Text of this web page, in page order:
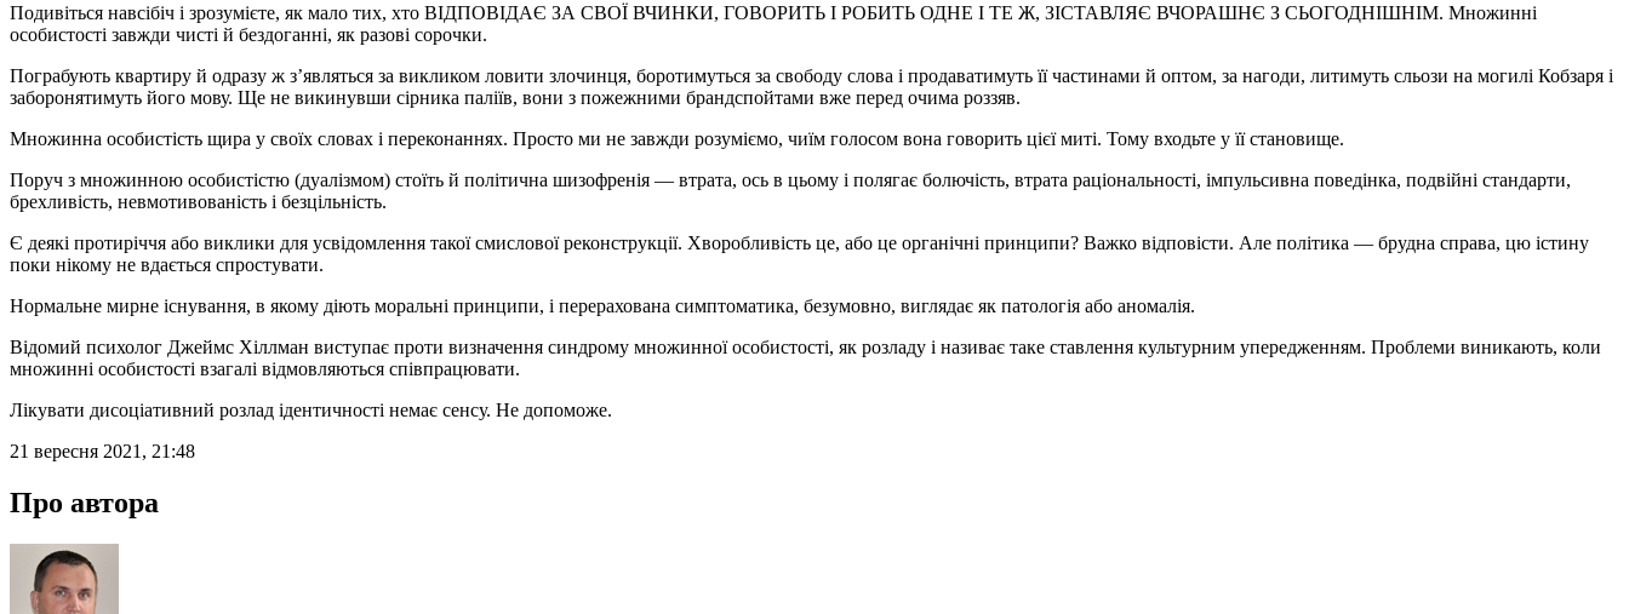
Подивіться навсібіч і зрозумієте, як мало тих, хто ВІДПОВІДАЄ ЗА СВОЇ ВЧИНКИ, ГОВОРИТЬ І РОБИТЬ ОДНЕ І ТЕ Ж, ЗІСТАВЛЯЄ ВЧОРАШНЄ З СЬОГОДНІШНІМ. Множинні
особистості завжди чисті й бездоганні, як разові сорочки.
Пограбують квартиру й одразу ж з’являться за викликом ловити злочинця, боротимуться за свободу слова і продаватимуть її частинами й оптом, за нагоди, литимуть сльози на могилі Кобзаря і
заборонятимуть його мову. Ще не викинувши сірника паліїв, вони з пожежними брандспойтами вже перед очима роззяв.
Множинна особистість щира у своїх словах і переконаннях. Просто ми не завжди розуміємо, чиїм голосом вона говорить цієї миті. Тому входьте у її становище.
Поруч з множинною особистістю (дуалізмом) стоїть й політична шизофренія — втрата, ось в цьому і полягає болючість, втрата раціональності, імпульсивна поведінка, подвійні стандарти,
брехливість, невмотивованість і безцільність.
Є деякі протиріччя або виклики для усвідомлення такої смислової реконструкції. Хворобливість це, або це органічні принципи? Важко відповісти. Але політика — брудна справа, цю істину
поки нікому не вдається спростувати.
Нормальне мирне існування, в якому діють моральні принципи, і перерахована симптоматика, безумовно, виглядає як патологія або аномалія.
Відомий психолог Джеймс Хіллман виступає проти визначення синдрому множинної особистості, як розладу і називає таке ставлення культурним упередженням. Проблеми виникають, коли
множинні особистості взагалі відмовляються співпрацювати.
Лікувати дисоціативний розлад ідентичності немає сенсу. Не допоможе.
21 вересня 2021, 21:48
Про автора